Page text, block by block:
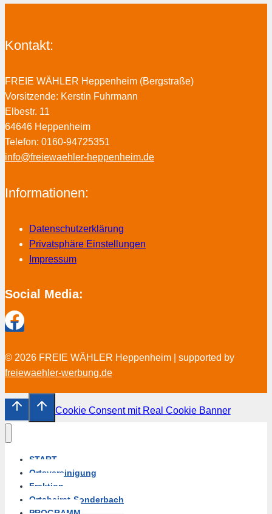
Kontakt:
FREIE WÄHLER Heppenheim (Bergstraße)
Vorsitzende: Kerstin Fuhrmann
Elbestr. 11
64646 Heppenheim
Telefon: 0160-94725351
info@freiewaehler-heppenheim.de
Informationen:
Datenschutzerklärung
Privatsphäre Einstellungen
Impressum
Social Media:
© 2026 FREIE WÄHLER Heppenheim | supported by
freiewaehler-werbung.de
Cookie Consent mit Real Cookie Banner
START
Ortsvereinigung
Fraktion
Ortsbeirat-Sonderbach